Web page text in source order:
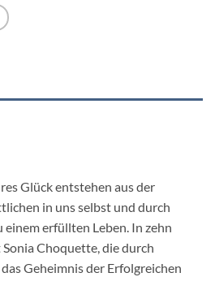
Glück entstehen aus der
in uns selbst und durch
einem erfüllten Leben. In zehn
Choquette, die durch
Geheimnis der Erfolgreichen